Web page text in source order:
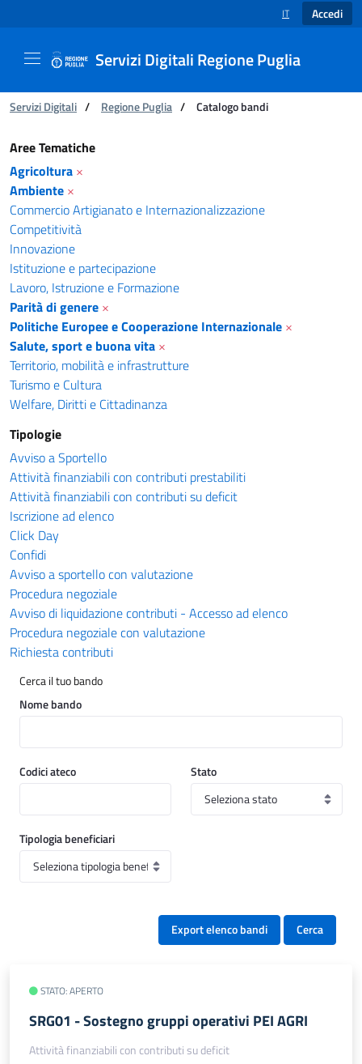
SELEZIONE
IT Accedi
Servizi Digitali Regione Puglia
Ti trovi in:
Servizi Digitali / Regione Puglia / Catalogo bandi
Catalogo bandi - Servizi Digitali Regione
Aree Tematiche
Agricoltura ×
Ambiente ×
Commercio Artigianato e Internazionalizzazione
Competitività
Innovazione
Istituzione e partecipazione
Lavoro, Istruzione e Formazione
Parità di genere ×
Politiche Europee e Cooperazione Internazionale ×
Salute, sport e buona vita ×
Territorio, mobilità e infrastrutture
Turismo e Cultura
Welfare, Diritti e Cittadinanza
Tipologie
Avviso a Sportello
Attività finanziabili con contributi prestabiliti
Attività finanziabili con contributi su deficit
Iscrizione ad elenco
Click Day
Confidi
Avviso a sportello con valutazione
Procedura negoziale
Avviso di liquidazione contributi - Accesso ad elenco
Procedura negoziale con valutazione
Richiesta contributi
Cerca il tuo bando
Nome bando
Codici ateco Stato
Tipologia beneficiari
Export elenco bandi Cerca
STATO: APERTO
SRG01 - Sostegno gruppi operativi PEI AGRI
Attività finanziabili con contributi su deficit